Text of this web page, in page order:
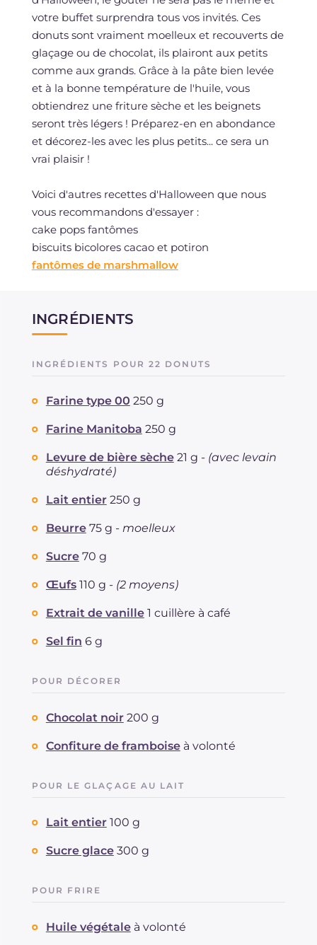
votre buffet surprendra tous vos invités. Ces
donuts sont vraiment moelleux et recouverts de
glaçage ou de chocolat, ils plairont aux petits
comme aux grands. Grâce à la pâte bien levée
et à la bonne température de l'huile, vous
obtiendrez une friture sèche et les beignets
seront très légers ! Préparez-en en abondance
et décorez-les avec les plus petits... ce sera un
vrai plaisir !
Voici d'autres recettes d'Halloween que nous
vous recommandons d'essayer :
cake pops fantômes
biscuits bicolores cacao et potiron
fantômes de marshmallow
INGRÉDIENTS
INGRÉDIENTS POUR 22 DONUTS
Farine type 00 250 g
Farine Manitoba 250 g
Levure de bière sèche 21 g - (avec levain
déshydraté)
Lait entier 250 g
Beurre 75 g - moelleux
Sucre 70 g
Œufs 110 g - (2 moyens)
Extrait de vanille 1 cuillère à café
Sel fin 6 g
POUR DÉCORER
Chocolat noir 200 g
Confiture de framboise à volonté
POUR LE GLAÇAGE AU LAIT
Lait entier 100 g
Sucre glace 300 g
POUR FRIRE
Huile végétale à volonté